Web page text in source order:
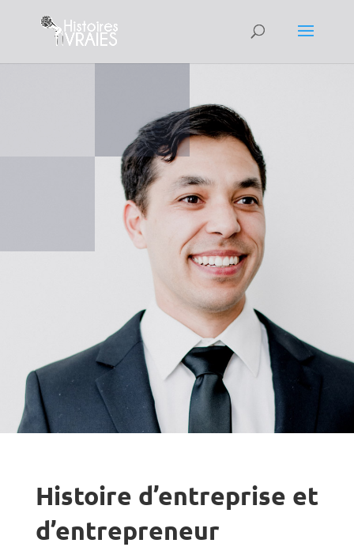
Histoire d’entreprise et
d’entrepreneur